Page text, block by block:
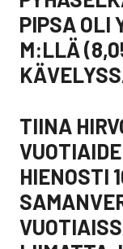
PIPSA OLI
M:LLÄ
TIINA
HIENOSTI